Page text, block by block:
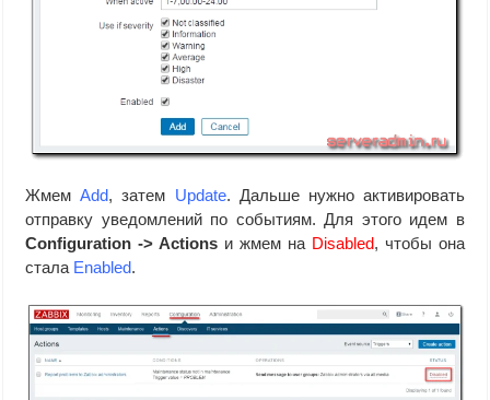
ЖмемAdd, затем Update. Дальше нужно активировать
отправку уведомлений по событиям. Для этого идем в
Configuration -> Actions и жмем на Disabled, чтобы она
стала Enabled.